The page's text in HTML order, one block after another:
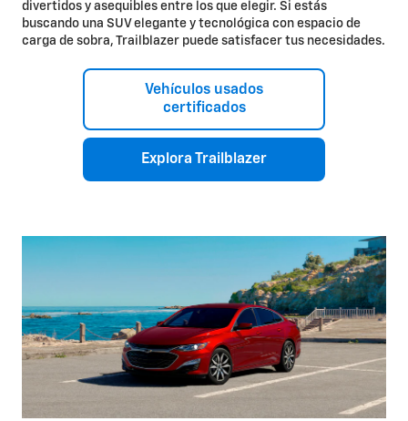
divertidos y asequibles entre los que elegir. Si estás
buscando una SUV elegante y tecnológica con espacio de
carga de sobra, Trailblazer puede satisfacer tus necesidades.
Vehículos usados
certificados
Explora Trailblazer